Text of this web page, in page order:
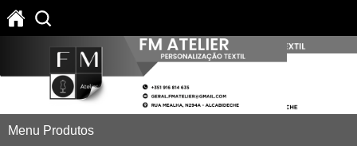
Menu Produtos